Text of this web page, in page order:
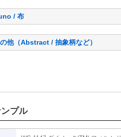
/ 布
他（Abstract / 抽象柄など）
プル